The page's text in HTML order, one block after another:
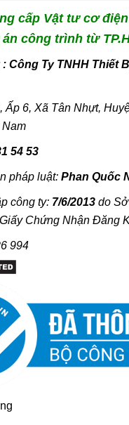
cấp Vật tư cơ
công trình từ
Công Ty TNHH Thiết
Ấp 6, Xã Tân Nhựt,
Nam
54 53
pháp luật: Phan Quốc
công ty: 7/6/2013 do
Chứng Nhận Đăng
994